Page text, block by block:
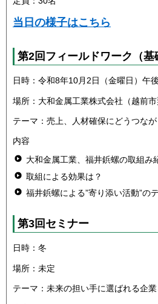
当日の様子はこちら
第2回フィールドワーク（基
日時：令和8年10月2日（金曜日）午後
場所：大和金属工業株式会社（越前市
テーマ：売上、人材確保にどうつな
内容
大和金属工業、福井鋲螺の取組み
取組による効果は？
福井鋲螺による”寄り添い活動”の
第3回セミナー
日時：冬
場所：未定
テーマ：未来の担い手に選ばれる企